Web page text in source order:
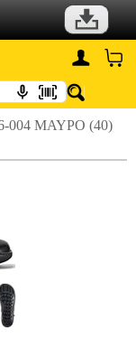
004 ΜΑΥΡΟ (40)